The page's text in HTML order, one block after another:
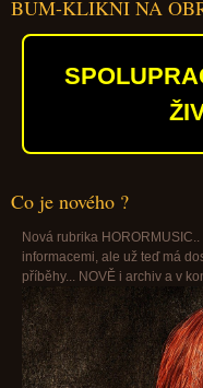
BUM-KLIKNI NA
Co je nového ?
Nová rubrika
informacemi, ale už teď má
příběhy... NOVĚ i archiv a v